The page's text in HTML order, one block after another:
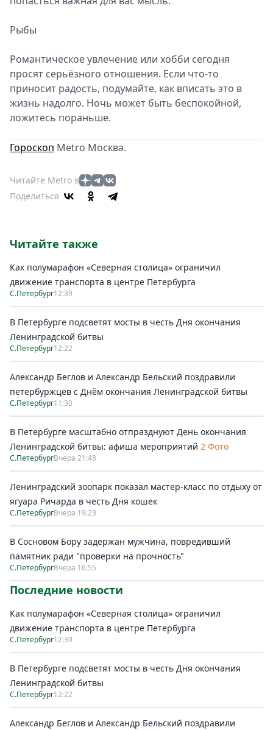
Рыбы
Романтическое увлечение или хобби сегодня
просят серьёзного отношения. Если что-то
приносит радость, подумайте, как вписать это в
жизнь надолго. Ночь может быть беспокойной,
ложитесь пораньше.
Гороскоп Metro Москва.
Читайте Metro в
Поделиться
Читайте также
Как полумарафон «Северная столица» ограничил
движение транспорта в центре Петербурга
С.Петербург12:39
В Петербурге подсветят мосты в честь Дня окончания
Ленинградской битвы
С.Петербург12:22
Александр Беглов и Александр Бельский поздравили
петербуржцев с Днём окончания Ленинградской битвы
С.Петербург11:30
В Петербурге масштабно отпразднуют День окончания
Ленинградской битвы: афиша мероприятий 2 Фото
С.ПетербургВчера 21:48
Ленинградский зоопарк показал мастер-класс по отдыху от
ягуара Ричарда в честь Дня кошек
С.ПетербургВчера 19:23
В Сосновом Бору задержан мужчина, повредивший
памятник ради "проверки на прочность"
С.ПетербургВчера 16:55
Последние новости
Как полумарафон «Северная столица» ограничил
движение транспорта в центре Петербурга
С.Петербург12:39
В Петербурге подсветят мосты в честь Дня окончания
Ленинградской битвы
С.Петербург12:22
Александр Беглов и Александр Бельский поздравили